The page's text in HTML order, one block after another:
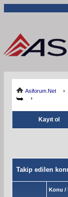
Asiforum.Net
Kayıt ol
Takip edilen
Konu /